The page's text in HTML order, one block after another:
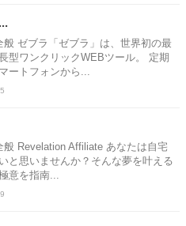
ゼブラ「ゼブラ」は、世界初の最
型ワンクリックWEBツール。 定期
ートフォンから...
Revelation Affiliate あなたは自宅
と思いませんか？そんな夢を叶える
意を指南...